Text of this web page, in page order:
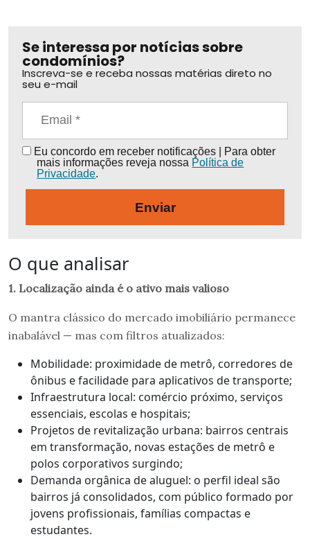
Se interessa por notícias sobre
condomínios?
Inscreva-se e receba nossas matérias direto no
seu e-mail
Eu concordo em receber notificações | Para obter
mais informações reveja nossa Política de
Privacidade.
Enviar
O que analisar
1. Localização ainda é o ativo mais valioso
O mantra clássico do mercado imobiliário permanece
inabalável — mas com filtros atualizados:
Mobilidade: proximidade de metrô, corredores de
ônibus e facilidade para aplicativos de transporte;
Infraestrutura local: comércio próximo, serviços
essenciais, escolas e hospitais;
Projetos de revitalização urbana: bairros centrais
em transformação, novas estações de metrô e
polos corporativos surgindo;
Demanda orgânica de aluguel: o perfil ideal são
bairros já consolidados, com público formado por
jovens profissionais, famílias compactas e
estudantes.